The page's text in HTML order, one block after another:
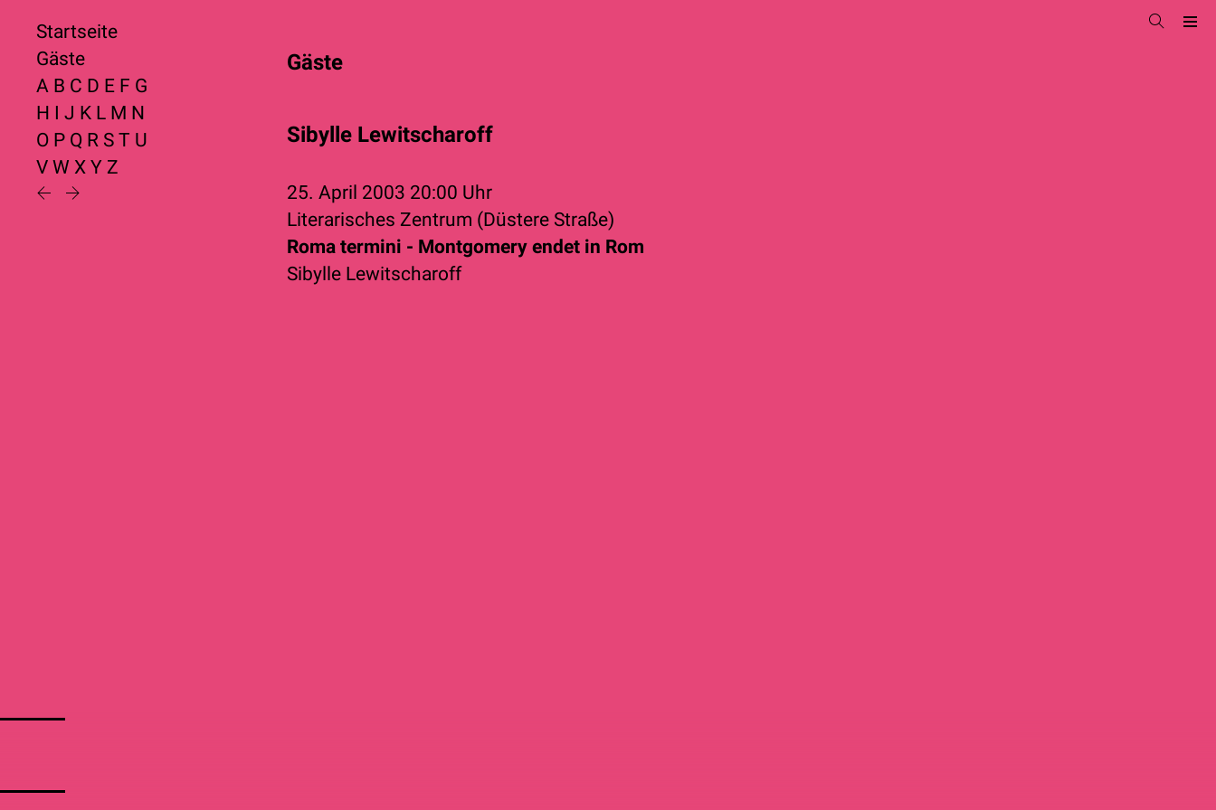
Startseite
Gäste
A B C D E F G
H I J K L M N
O P Q R S T U
V W X Y Z
Gäste
Sibylle Lewitscharoff
25. April 2003 20:00 Uhr
Literarisches Zentrum (Düstere Straße)
Roma termini - Montgomery endet in Rom
Sibylle Lewitscharoff